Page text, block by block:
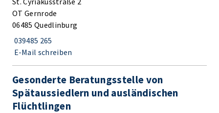
OT Gernrode
06485 Quedlinburg
039485 265
E-Mail schreiben
Gesonderte Beratungsstelle von
Spätaussiedlern und ausländischen
Flüchtlingen